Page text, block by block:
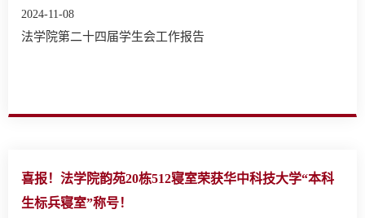
2024-11-08
法学院第二十四届学生会工作报告
喜报！法学院韵苑20栋512寝室荣获华中科技大学“本科
生标兵寝室”称号！